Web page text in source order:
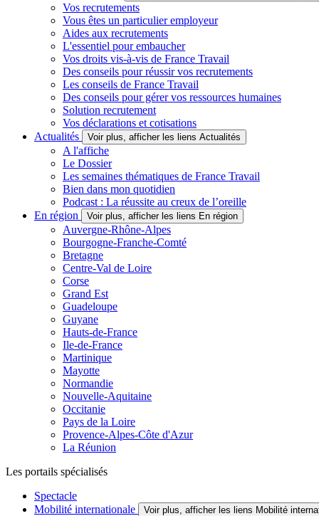
Vos recrutements
Vous êtes un particulier employeur
Aides aux recrutements
L'essentiel pour embaucher
Vos droits vis-à-vis de France Travail
Des conseils pour réussir vos recrutements
Les conseils de France Travail
Des conseils pour gérer vos ressources humaines
Solution recrutement
Vos déclarations et cotisations
Actualités
Voir plus, afficher les liens Actualités
A l'affiche
Le Dossier
Les semaines thématiques de France Travail
Bien dans mon quotidien
Podcast : La réussite au creux de l’oreille
En région
Voir plus, afficher les liens En région
Auvergne-Rhône-Alpes
Bourgogne-Franche-Comté
Bretagne
Centre-Val de Loire
Corse
Grand Est
Guadeloupe
Guyane
Hauts-de-France
Ile-de-France
Martinique
Mayotte
Normandie
Nouvelle-Aquitaine
Occitanie
Pays de la Loire
Provence-Alpes-Côte d'Azur
La Réunion
Les portails spécialisés
Spectacle
Mobilité internationale
Voir plus, afficher les liens Mobilité